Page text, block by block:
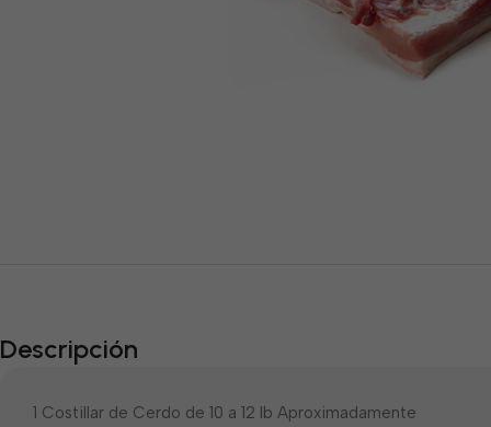
Descripción
1 Costillar de Cerdo de 10 a 12 lb Aproximadamente